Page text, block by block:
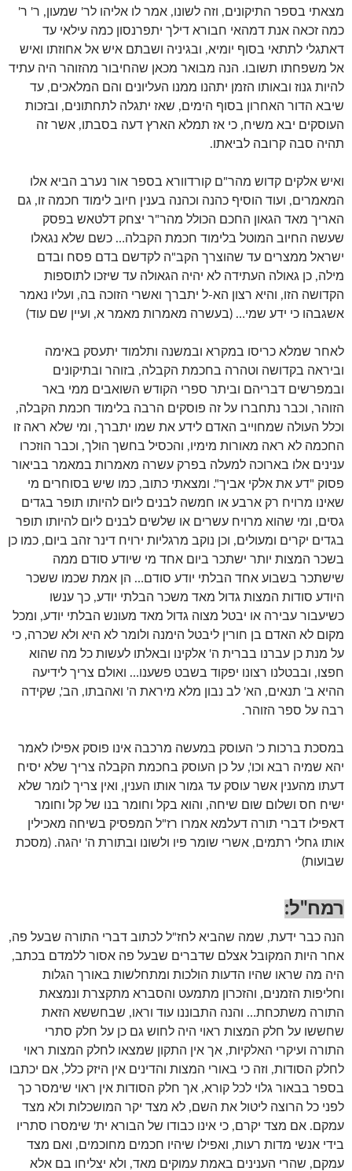
מצאתי בספר התיקונים, וזה לשונו, אמר לו אליהו לר' שמעון, ר' ר'
כמה זכאה אנת דמהאי חבורא דילך יתפרנסון כמה עילאי עד
דאתגלי לתתאי בסוף יומיא, ובגיניה ושבתם איש אל אחוזתו ואיש
אל משפחתו תשובו. הנה מבואר מכאן שהחיבור מהזוהר היה עתיד
להיות גנוז ובאותו הזמן יתהנו ממנו העליונים והם המלאכים, עד
שיבא הדור האחרון בסוף הימים, שאז יתגלה לתחתונים, ובזכות
העוסקים יבא משיח, כי אז תמלא הארץ דעה בסבתו, אשר זה
תהיה סבה קרובה לביאתו.
ואיש אלקים קדוש מהר"ם קורדוורא בספר אור נערב הביא אלו
המאמרים, ועוד הוסיף כהנה וכהנה בענין חיוב לימוד חכמה זו, גם
האריך מאד הגאון החכם הכולל מהר"ר יצחק דלטאש בפסק
שעשה החיוב המוטל בלימוד חכמת הקבלה… כשם שלא נגאלו
ישראל ממצרים עד שהוצרך הקב"ה לקדשם בדם פסח ובדם
מילה, כן גאולה העתידה לא יהיה הגאולה עד שיזכו לתוספות
הקדושה הזו, והיא רצון הא-ל יתברך ואשרי הזוכה בה, ועליו נאמר
אשגבהו כי ידע שמי… (בעשרה מאמרות מאמר א, ועיין שם עוד)
לאחר שמלא כריסו במקרא ובמשנה ותלמוד יתעסק באימה
וביראה בקדושה וטהרה בחכמת הקבלה, בזוהר ובתיקונים
ובמפרשים דבריהם וביתר ספרי הקודש השואבים ממי באר
הזוהר, וכבר נתחברו על זה פוסקים הרבה בלימוד חכמת הקבלה,
וכלל העולה שמחוייב האדם לידע את שמו יתברך, ומי שלא ראה זו
החכמה לא ראה מאורות מימיו, והכסיל בחשך הולך, וכבר הוזכרו
ענינים אלו בארוכה למעלה בפרק עשרה מאמרות במאמר בביאור
פסוק "דע את אלקי אביך". ומצאתי כתוב, כמו שיש בסוחרים מי
שאינו מרויח רק ארבע או חמשה לבנים ליום להיותו תופר בגדים
גסים, ומי שהוא מרויח עשרים או שלשים לבנים ליום להיותו תופר
בגדים יקרים ומעולים, וכן נוקב מרגליות ירויח דינר זהב ביום, כמו כן
בשכר המצות יותר ישתכר ביום אחד מי שיודע סודם ממה
שישתכר בשבוע אחד הבלתי יודע סודם… הן אמת שכמו ששכר
היודע סודות המצות גדול מאד משכר הבלתי יודע, כך ענשו
כשיעבור עבירה או יבטל מצוה גדול מאד מעונש הבלתי יודע, ומכל
מקום לא האדם בן חורין ליבטל הימנה ולומר לא היא ולא שכרה, כי
על מנת כן עברנו בברית ה' אלקינו ובאלתו לעשות כל מה שהוא
חפצו, ובבטלנו רצונו יפקוד בשבט פשענו… ואולם צריך לידיעה
ההיא ב' תנאים, הא' לב נבון מלא מיראת ה' ואהבתו, הב', שקידה
רבה על ספר הזוהר.
במסכת ברכות כ' העוסק במעשה מרכבה אינו פוסק אפילו לאמר
יהא שמיה רבא וכו', על כן העוסק בחכמת הקבלה צריך שלא יסיח
דעתו מהענין אשר עוסק עד גמור אותו הענין, ואין צריך לומר שלא
ישיח חס ושלום שום שיחה, והוא בקל וחומר בנו של קל וחומר
דאפילו דברי תורה דעלמא אמרו רז"ל המפסיק בשיחה מאכילין
אותו גחלי רתמים, אשרי שומר פיו ולשונו ובתורת ה' יהגה. (מסכת
שבועות)
רמח"ל:
הנה כבר ידעת, שמה שהביא לחז"ל לכתוב דברי התורה שבעל פה,
אחר היות המקובל אצלם שדברים שבעל פה אסור ללמדם בכתב,
היה מה שראו שהיו הדעות הולכות ומתחלשות באורך הגלות
וחליפות הזמנים, והזכרון מתמעט והסברא מתקצרת ונמצאת
התורה משתכחת… והנה התבוננו עוד וראו, שבחששא הזאת
שחששו על חלק המצות ראוי היה לחוש גם כן על חלק סתרי
התורה ועיקרי האלקיות, אך אין התקון שמצאו לחלק המצות ראוי
לחלק הסודות, וזה כי באורי המצות והדינים אין היזק כלל, אם יכתבו
בספר בבאור גלוי לכל קורא, אך חלק הסודות אין ראוי שימסר כך
לפני כל הרוצה ליטול את השם, לא מצד יקר המושכלות ולא מצד
עמקם. אם מצד יקרם, כי אינו כבודו של הבורא ית' שימסרו סתריו
בידי אנשי מדות רעות, ואפילו שיהיו חכמים מחוכמים, ואם מצד
עמקם, שהרי הענינים באמת עמוקים מאד, ולא יצליחו בם אלא